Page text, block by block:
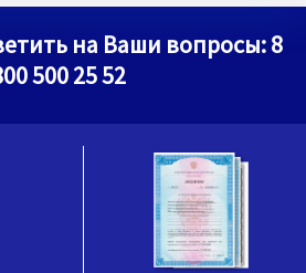
на Ваши вопросы:8
500 25 52